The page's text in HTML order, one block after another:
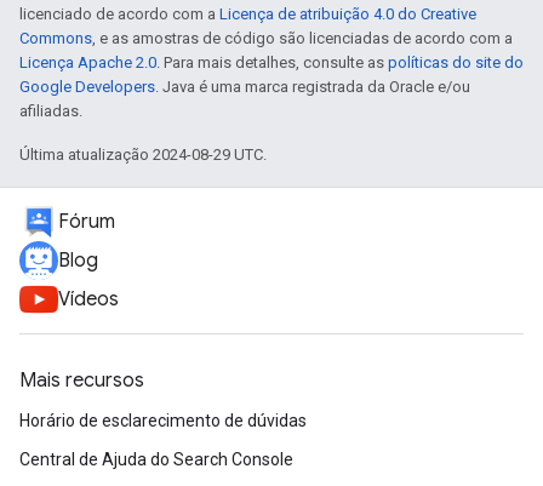
licenciado de acordo com a Licença de atribuição 4.0 do Creative
Commons, e as amostras de código são licenciadas de acordo com a
Licença Apache 2.0. Para mais detalhes, consulte as políticas do site do
Google Developers. Java é uma marca registrada da Oracle e/ou
afiliadas.
Última atualização 2024-08-29 UTC.
Fórum
Blog
Vídeos
Mais recursos
Horário de esclarecimento de dúvidas
Central de Ajuda do Search Console